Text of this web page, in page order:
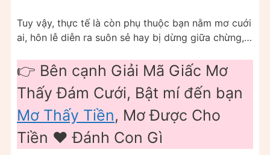
Tuy vậy, thực tế là còn phụ thuộc bạn nằm mơ cuới
ai, hôn lễ diễn ra suôn sẻ hay bị dừng giữa chừng,…
👉 Bên cạnh Giải Mã Giấc Mơ
Thấy Đám Cưới, Bật mí đến bạn
Mơ Thấy Tiền, Mơ Được Cho
Tiền ❤️ Đánh Con Gì